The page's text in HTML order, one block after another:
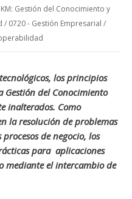
Gestión del Conocimiento y
/ 0720 - Gestión Empresarial /
los principios
Gestión del Conocimiento
inalterados. Como
la resolución de problemas
de negocio, los
para aplicaciones
mediante el intercambio de